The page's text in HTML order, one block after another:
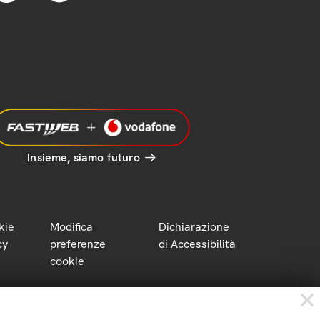
Insieme, siamo futuro
Modifica
preferenze
cookie
Dichiarazione
di Accessibilità